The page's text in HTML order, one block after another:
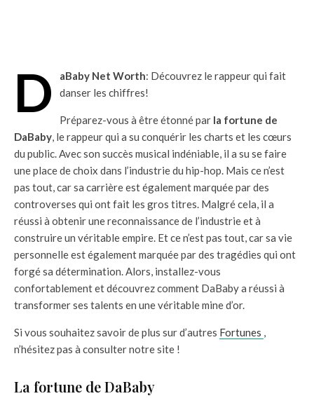
D aBaby Net Worth: Découvrez le rappeur qui fait
danser les chiffres!
Préparez-vous à être étonné par la fortune de
DaBaby, le rappeur qui a su conquérir les charts et les cœurs
du public. Avec son succès musical indéniable, il a su se faire
une place de choix dans l’industrie du hip-hop. Mais ce n’est
pas tout, car sa carrière est également marquée par des
controverses qui ont fait les gros titres. Malgré cela, il a
réussi à obtenir une reconnaissance de l’industrie et à
construire un véritable empire. Et ce n’est pas tout, car sa vie
personnelle est également marquée par des tragédies qui ont
forgé sa détermination. Alors, installez-vous
confortablement et découvrez comment DaBaby a réussi à
transformer ses talents en une véritable mine d’or.
Si vous souhaitez savoir de plus sur d’autres Fortunes ,
n’hésitez pas à consulter notre site !
La fortune de DaBaby